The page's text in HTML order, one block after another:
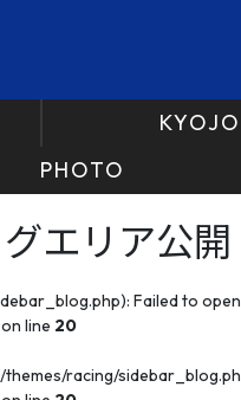
PHOTO
エリア公開
Failed to
on line 20
racing/